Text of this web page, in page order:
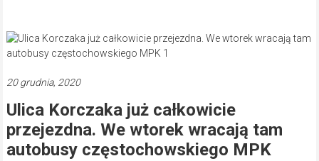
20 grudnia, 2020
Ulica Korczaka już całkowicie
przejezdna. We wtorek wracają tam
autobusy częstochowskiego MPK